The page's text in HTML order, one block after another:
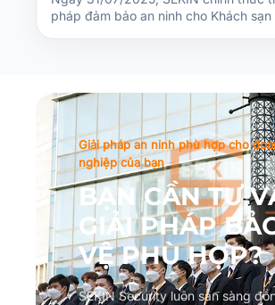
pháp đảm bảo an ninh cho Khách
Giải pháp an ninh phù hợp cho
nghiệp của bạn
BẠN CẦN TƯ
GIẢI PHÁP
VỆ PHÙ HỢP?
SEKIN Security luôn sẵn sàng